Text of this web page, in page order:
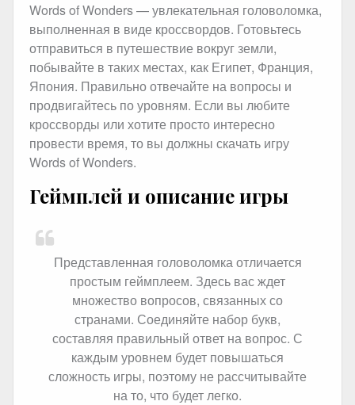
Words of Wonders — увлекательная головоломка,
выполненная в виде кроссвордов. Готовьтесь
отправиться в путешествие вокруг земли,
побывайте в таких местах, как Египет, Франция,
Япония. Правильно отвечайте на вопросы и
продвигайтесь по уровням. Если вы любите
кроссворды или хотите просто интересно
провести время, то вы должны скачать игру
Words of Wonders.
Геймплей и описание игры
Представленная головоломка отличается
простым геймплеем. Здесь вас ждет
множество вопросов, связанных со
странами. Соединяйте набор букв,
составляя правильный ответ на вопрос. С
каждым уровнем будет повышаться
сложность игры, поэтому не рассчитывайте
на то, что будет легко.